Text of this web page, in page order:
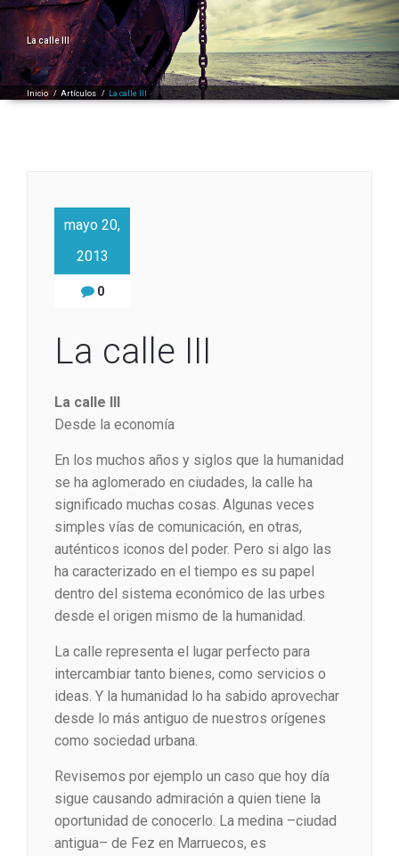
La calle III
Inicio / Artículos / La calle III
mayo 20,
2013
0
La calle III
La calle III
Desde la economía
En los muchos años y siglos que la humanidad
se ha aglomerado en ciudades, la calle ha
significado muchas cosas. Algunas veces
simples vías de comunicación, en otras,
auténticos iconos del poder. Pero si algo las
ha caracterizado en el tiempo es su papel
dentro del sistema económico de las urbes
desde el origen mismo de la humanidad.
La calle representa el lugar perfecto para
intercambiar tanto bienes, como servicios o
ideas. Y la humanidad lo ha sabido aprovechar
desde lo más antiguo de nuestros orígenes
como sociedad urbana.
Revisemos por ejemplo un caso que hoy día
sigue causando admiración a quien tiene la
oportunidad de conocerlo. La medina –ciudad
antigua– de Fez en Marruecos, es